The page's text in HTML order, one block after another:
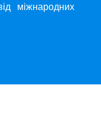
міжнародних